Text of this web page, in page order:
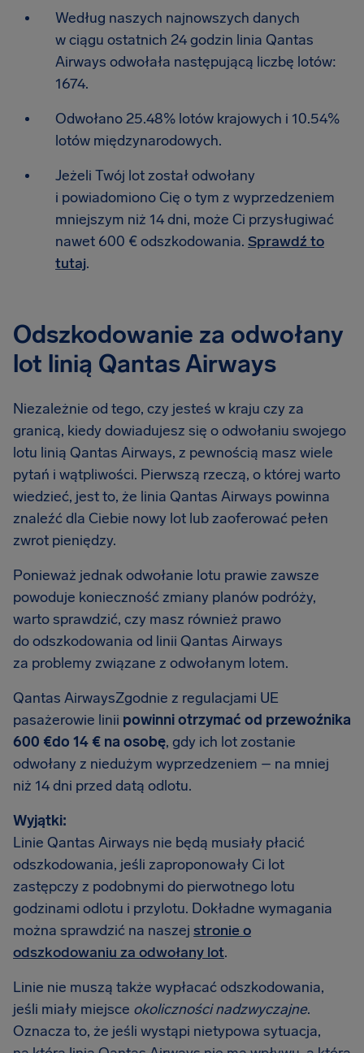
Według naszych najnowszych danych
w ciągu ostatnich 24 godzin linia Qantas
Airways odwołała następującą liczbę lotów:
1674.
Odwołano 25.48% lotów krajowych i 10.54%
lotów międzynarodowych.
Jeżeli Twój lot został odwołany
i powiadomiono Cię o tym z wyprzedzeniem
mniejszym niż 14 dni, może Ci przysługiwać
nawet 600 € odszkodowania. Sprawdź to
tutaj.
Odszkodowanie za odwołany
lot linią Qantas Airways
Niezależnie od tego, czy jesteś w kraju czy za
granicą, kiedy dowiadujesz się o odwołaniu swojego
lotu linią Qantas Airways, z pewnością masz wiele
pytań i wątpliwości. Pierwszą rzeczą, o której warto
wiedzieć, jest to, że linia Qantas Airways powinna
znaleźć dla Ciebie nowy lot lub zaoferować pełen
zwrot pieniędzy.
Ponieważ jednak odwołanie lotu prawie zawsze
powoduje konieczność zmiany planów podróży,
warto sprawdzić, czy masz również prawo
do odszkodowania od linii Qantas Airways
za problemy związane z odwołanym lotem.
Qantas AirwaysZgodnie z regulacjami UE
pasażerowie linii powinni otrzymać od przewoźnika
600 €do 14 € na osobę, gdy ich lot zostanie
odwołany z niedużym wyprzedzeniem – na mniej
niż 14 dni przed datą odlotu.
Wyjątki:
Linie Qantas Airways nie będą musiały płacić
odszkodowania, jeśli zaproponowały Ci lot
zastępczy z podobnymi do pierwotnego lotu
godzinami odlotu i przylotu. Dokładne wymagania
można sprawdzić na naszej stronie o
odszkodowaniu za odwołany lot.
Linie nie muszą także wypłacać odszkodowania,
jeśli miały miejsce okoliczności nadzwyczajne.
Oznacza to, że jeśli wystąpi nietypowa sytuacja,